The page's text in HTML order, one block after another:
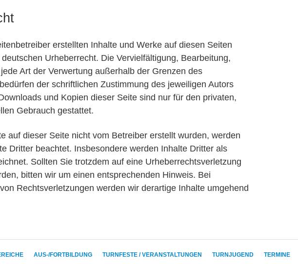
erstellten Inhalte und Werke auf diesen Seiten
Urheberrecht. Die Vervielfältigung, Bearbeitung,
Art der Verwertung außerhalb der Grenzen des
der schriftlichen Zustimmung des jeweiligen Autors
und Kopien dieser Seite sind nur für den privaten,
Gebrauch gestattet.
auf dieser Seite nicht vom Betreiber erstellt wurden, werden
Dritter beachtet. Insbesondere werden Inhalte Dritter als
Sollten Sie trotzdem auf eine Urheberrechtsverletzung
bitten wir um einen entsprechenden Hinweis. Bei
Rechtsverletzungen werden wir derartige Inhalte umgehend
AUS-/FORTBILDUNG TURNFESTE / VERANSTALTUNGEN TURNJUGEND TERMINE